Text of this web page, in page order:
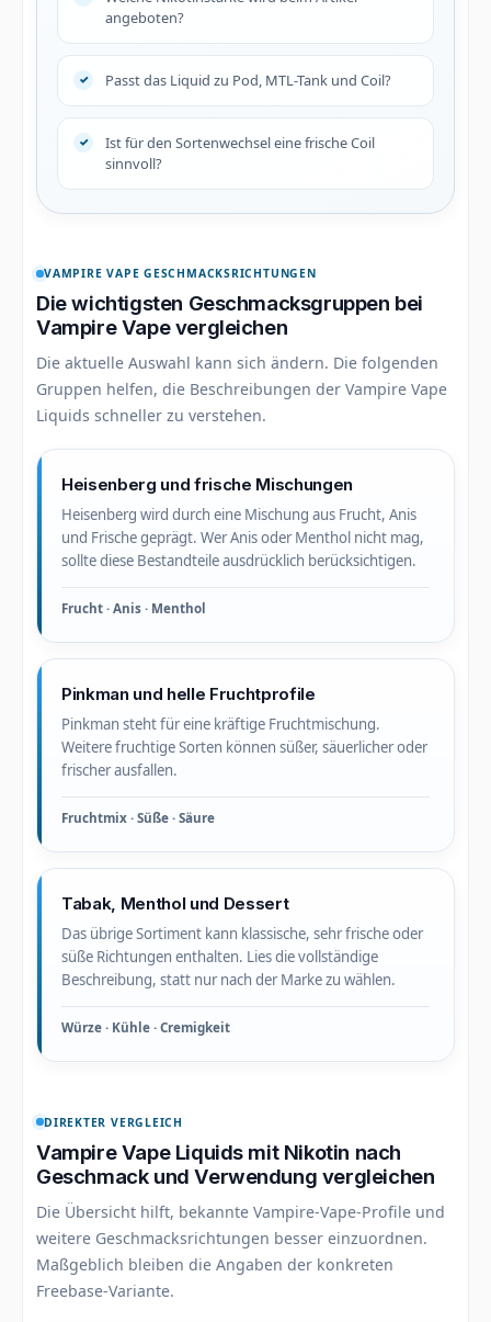
angeboten?
Passt das Liquid zu Pod, MTL-Tank und Coil?
Ist für den Sortenwechsel eine frische Coil
sinnvoll?
VAMPIRE VAPE GESCHMACKSRICHTUNGEN
Die wichtigsten Geschmacksgruppen bei
Vampire Vape vergleichen
Die aktuelle Auswahl kann sich ändern. Die folgenden
Gruppen helfen, die Beschreibungen der Vampire Vape
Liquids schneller zu verstehen.
Heisenberg und frische Mischungen
Heisenberg wird durch eine Mischung aus Frucht, Anis
und Frische geprägt. Wer Anis oder Menthol nicht mag,
sollte diese Bestandteile ausdrücklich berücksichtigen.
Frucht · Anis · Menthol
Pinkman und helle Fruchtprofile
Pinkman steht für eine kräftige Fruchtmischung.
Weitere fruchtige Sorten können süßer, säuerlicher oder
frischer ausfallen.
Fruchtmix · Süße · Säure
Tabak, Menthol und Dessert
Das übrige Sortiment kann klassische, sehr frische oder
süße Richtungen enthalten. Lies die vollständige
Beschreibung, statt nur nach der Marke zu wählen.
Würze · Kühle · Cremigkeit
DIREKTER VERGLEICH
Vampire Vape Liquids mit Nikotin nach
Geschmack und Verwendung vergleichen
Die Übersicht hilft, bekannte Vampire-Vape-Profile und
weitere Geschmacksrichtungen besser einzuordnen.
Maßgeblich bleiben die Angaben der konkreten
Freebase-Variante.